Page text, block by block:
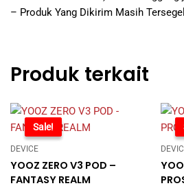
– Produk Yang Dikirim Masih
Produk terkait
-30%
Sale!
DEVICE
YOOZ ZERO V3 POD –
FANTASY REALM